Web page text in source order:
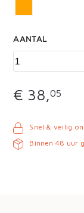
AANTAL
€ 38,05
Snel & veilig
Binnen 48 uur